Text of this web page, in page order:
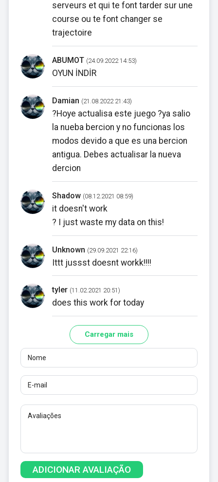
serveurs et qui te font tarder sur une
course ou te font changer se
trajectoire
ABUMOT (24.09.2022 14:53)
OYUN İNDİR
Damian (21.08.2022 21:43)
?Hoye actualisa este juego ?ya salio
la nueba bercion y no funcionas los
modos devido a que es una bercion
antigua. Debes actualisar la nueva
dercion
Shadow (08.12.2021 08:59)
it doesn't work
? I just waste my data on this!
Unknown (29.09.2021 22:16)
Ittt jussst doesnt workk!!!!
tyler (11.02.2021 20:51)
does this work for today
Carregar mais
Nome
E-mail
Avaliações
Pelo menos 10 caracteres. Links não são permitidos.